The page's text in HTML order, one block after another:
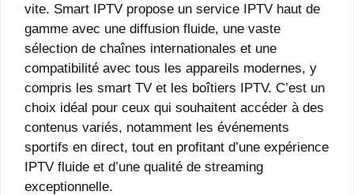
vite. Smart IPTV propose un service IPTV haut de
gamme avec une diffusion fluide, une vaste
sélection de chaînes internationales et une
compatibilité avec tous les appareils modernes, y
compris les smart TV et les boîtiers IPTV. C’est un
choix idéal pour ceux qui souhaitent accéder à des
contenus variés, notamment les événements
sportifs en direct, tout en profitant d’une expérience
IPTV fluide et d’une qualité de streaming
exceptionnelle.